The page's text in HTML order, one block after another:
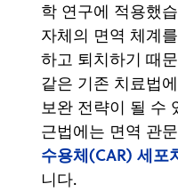
학 연구에 적용했
자체의 면역 체계
하고 퇴치하기 때
같은 기존 치료법
보완 전략이 될 수
근법에는 면역 관
수용체(CAR) 세포
니다.